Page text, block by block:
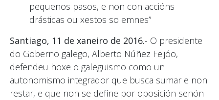
pequenos pasos, e non con accións
drásticas ou xestos solemnes”
Santiago, 11 de xaneiro de 2016.- O presidente
do Goberno galego, Alberto Núñez Feijóo,
defendeu hoxe o galeguismo como un
autonomismo integrador que busca sumar e non
restar, e que non se define por oposición senón